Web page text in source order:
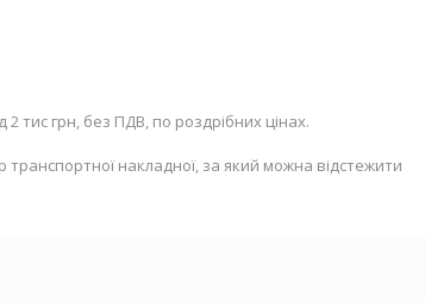
тис грн, без ПДВ, по роздрібних цінах.
накладної, за який можна відстежити